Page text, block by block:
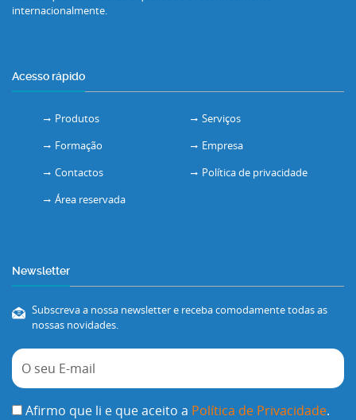
internacionalmente.
Acesso rápido
Produtos
Serviços
Formação
Empresa
Contactos
Política de privacidade
Área reservada
Newsletter
Subscreva a nossa newsletter e receba comodamente todas as
nossas novidades.
Afirmo que li e que aceito a Política de Privacidade.